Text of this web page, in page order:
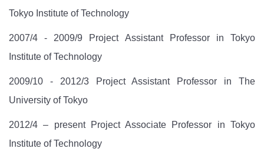
Tokyo Institute of Technology
2007/4 - 2009/9 Project Assistant Professor in Tokyo
Institute of Technology
2009/10 - 2012/3 Project Assistant Professor in The
University of Tokyo
2012/4 – present Project Associate Professor in Tokyo
Institute of Technology